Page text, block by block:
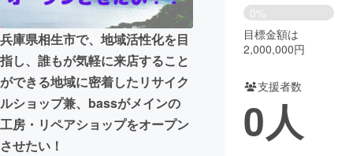
ビジネス・起業 チャレンジ
まちづくり・地域活性化
CAMPFIRE for Social Good
CAMPFIRE Creation
CAMPFIREふるさと納税
コミュニティ
兵庫県相生市で、地域活性化を目
指し、誰もが気軽に来店すること
ができる地域に密着したリサイク
ルショップ兼、bassがメインの
工房・リペアショップをオープン
させたい！
0%
目標金額は
2,000,000円
支援者数
0人